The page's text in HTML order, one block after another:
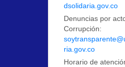
dsolidaria.gov.co
Denuncias por
Corrupción:
ria.gov.co
Horario de